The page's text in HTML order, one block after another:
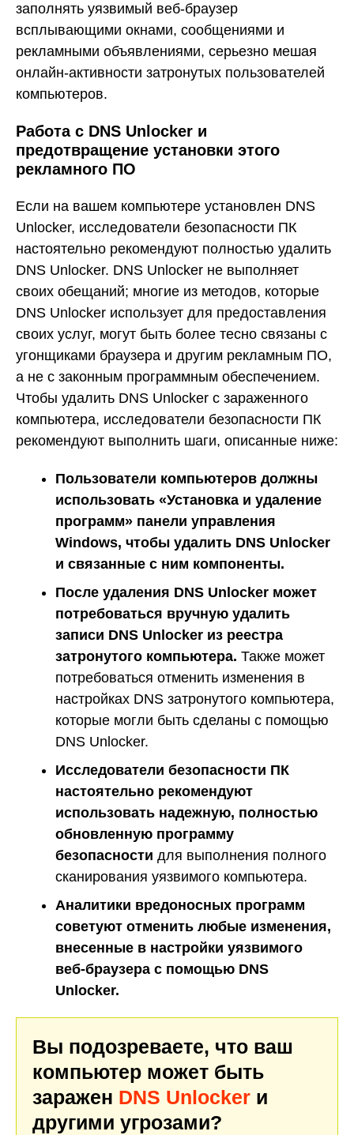
заполнять уязвимый веб-браузер
всплывающими окнами, сообщениями и
рекламными объявлениями, серьезно мешая
онлайн-активности затронутых пользователей
компьютеров.
Работа с DNS Unlocker и
предотвращение установки этого
рекламного ПО
Если на вашем компьютере установлен DNS
Unlocker, исследователи безопасности ПК
настоятельно рекомендуют полностью удалить
DNS Unlocker. DNS Unlocker не выполняет
своих обещаний; многие из методов, которые
DNS Unlocker использует для предоставления
своих услуг, могут быть более тесно связаны с
угонщиками браузера и другим рекламным ПО,
а не с законным программным обеспечением.
Чтобы удалить DNS Unlocker с зараженного
компьютера, исследователи безопасности ПК
рекомендуют выполнить шаги, описанные ниже:
Пользователи компьютеров должны
использовать «Установка и удаление
программ» панели управления
Windows, чтобы удалить DNS Unlocker
и связанные с ним компоненты.
После удаления DNS Unlocker может
потребоваться вручную удалить
записи DNS Unlocker из реестра
затронутого компьютера. Также может
потребоваться отменить изменения в
настройках DNS затронутого компьютера,
которые могли быть сделаны с помощью
DNS Unlocker.
Исследователи безопасности ПК
настоятельно рекомендуют
использовать надежную, полностью
обновленную программу
безопасности для выполнения полного
сканирования уязвимого компьютера.
Аналитики вредоносных программ
советуют отменить любые изменения,
внесенные в настройки уязвимого
веб-браузера с помощью DNS
Unlocker.
Вы подозреваете, что ваш
компьютер может быть
заражен DNS Unlocker и
другими угрозами?